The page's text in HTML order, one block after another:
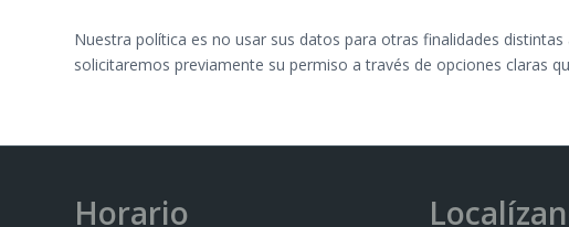
Nuestra política es no usar sus datos para otras finalidades
solicitaremos previamente su permiso a través de opciones claras
Horario